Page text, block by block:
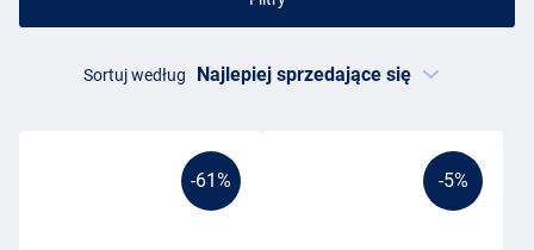
Sortuj według
-61% -5%